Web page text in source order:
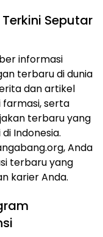
Seputar
informasi
terbaru di dunia
dan artikel
farmasi, serta
terbaru yang
Indonesia.
Anda
terbaru yang
karier Anda.